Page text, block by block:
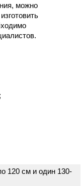
можно
120 см и один 130-